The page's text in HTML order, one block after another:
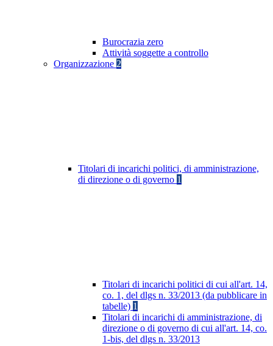
Burocrazia zero
Attività soggette a controllo
Organizzazione 2
Titolari di incarichi politici, di amministrazione,
di direzione o di governo 1
Titolari di incarichi politici di cui all'art. 14,
co. 1, del dlgs n. 33/2013 (da pubblicare in
tabelle) 1
Titolari di incarichi di amministrazione, di
direzione o di governo di cui all'art. 14, co.
1-bis, del dlgs n. 33/2013